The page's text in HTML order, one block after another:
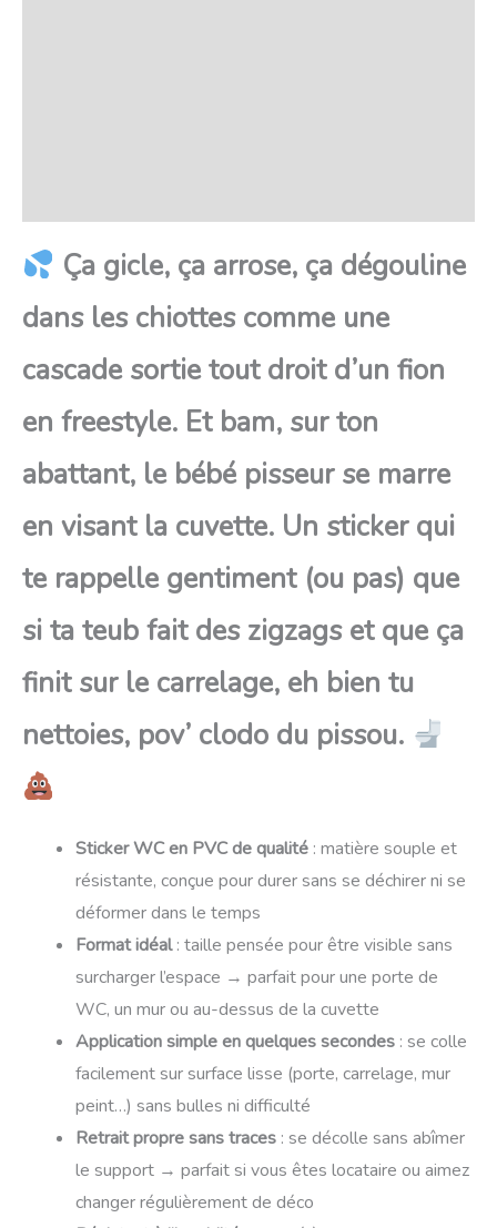
Ça gicle, ça arrose, ça dégouline
dans les chiottes comme une
cascade sortie tout droit d’un fion
en freestyle. Et bam, sur ton
abattant, le bébé pisseur se marre
en visant la cuvette. Un sticker qui
te rappelle gentiment (ou pas) que
si ta teub fait des zigzags et que ça
finit sur le carrelage, eh bien tu
nettoies, pov’ clodo du pissou.
Sticker WC en PVC de qualité : matière souple et
résistante, conçue pour durer sans se déchirer ni se
déformer dans le temps
Format idéal: taille pensée pour être visible sans
surcharger l’espace → parfait pour une porte de
WC, un mur ou au-dessus de la cuvette
Application simple en quelques secondes : se colle
facilement sur surface lisse (porte, carrelage, mur
peint…) sans bulles ni difficulté
Retrait propre sans traces : se décolle sans abîmer
le support → parfait si vous êtes locataire ou aimez
changer régulièrement de déco